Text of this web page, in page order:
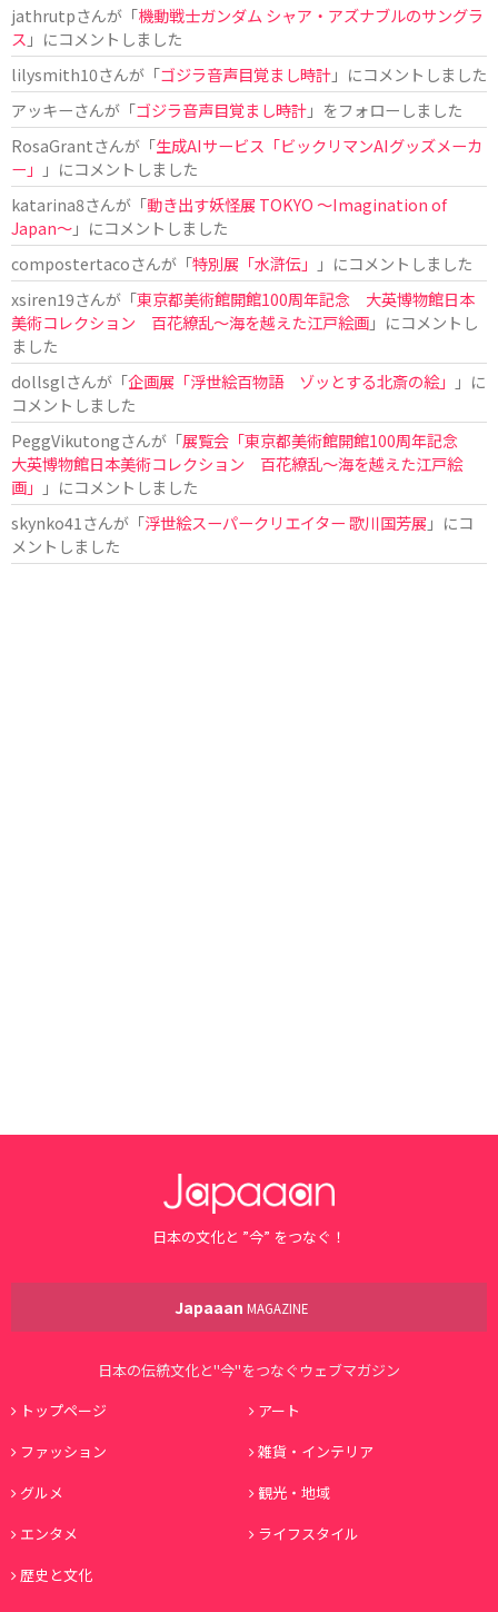
jathrutpさんが「機動戦士ガンダム シャア・アズナブルのサングラ
ス 」にコメントしました
lilysmith10さんが「ゴジラ音声目覚まし時計」にコメントしました
アッキーさんが「ゴジラ音声目覚まし時計」をフォローしました
RosaGrantさんが「生成AIサービス「ビックリマンAIグッズメーカ
ー」
」にコメントしました
katarina8さんが「動き出す妖怪展 TOKYO 〜Imagination of
Japan〜」にコメントしました
compostertacoさんが「特別展「水滸伝」
」にコメントしました
xsiren19さんが「東京都美術館開館100周年記念 大英博物館日本
美術コレクション 百花繚乱～海を越えた江戸絵画」にコメントし
ました
dollsglさんが「企画展「浮世絵百物語 ゾッとする北斎の絵」
」に
コメントしました
PeggVikutongさんが「展覧会「東京都美術館開館100周年記念
大英博物館日本美術コレクション 百花繚乱〜海を越えた江戸絵
画」
」にコメントしました
skynko41 さんが「浮世絵スーパークリエイター 歌川国芳展 」にコ
メントしました
日本の文化と ”今” をつなぐ！
Japaaan MAGAZINE
日本の伝統文化と"今"をつなぐウェブマガジン
トップページ
アート
ファッション
雑貨・インテリア
グルメ
観光・地域
エンタメ
ライフスタイル
歴史と文化